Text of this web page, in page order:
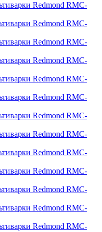
Redmond RMC-
Redmond RMC-
Redmond RMC-
Redmond RMC-
Redmond RMC-
Redmond RMC-
Redmond RMC-
Redmond RMC-
Redmond RMC-
Redmond RMC-
Redmond RMC-
Redmond RMC-
Redmond RMC-